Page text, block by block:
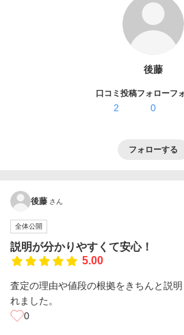
後藤
口コミ投稿
2
フォロー
0
フ
フォローする
後藤 さん
全体公開
説明が分かりやすくて安心！
5.00
査定の理由や値段の根拠をきちんと説
れました。
0